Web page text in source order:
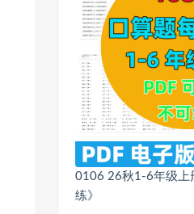
0106 26秋1-6年级上
练》